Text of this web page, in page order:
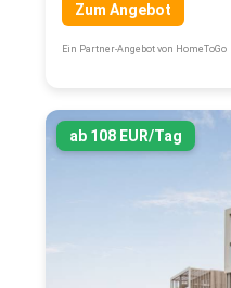
Zum Angebot
Ein Partner-Angebot von HomeToGo
ab 108 EUR/Tag